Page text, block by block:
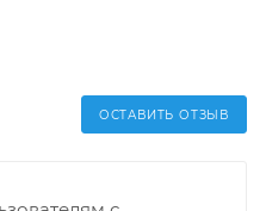
ОСТАВИТЬ ОТЗЫВ